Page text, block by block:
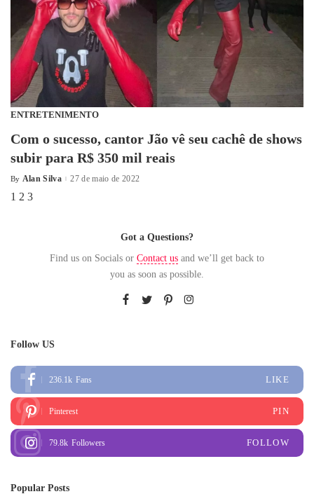
ENTRETENIMENTO
Com o sucesso, cantor Jão vê seu cachê de shows
subir para R$ 350 mil reais
By Alan Silva 27 de maio de 2022
1 2 3
Got a Questions?
Find us on Socials or Contact us and we’ll get back to
you as soon as possible.
Follow US
236.1k Fans LIKE
Pinterest PIN
79.8k Followers FOLLOW
Popular Posts